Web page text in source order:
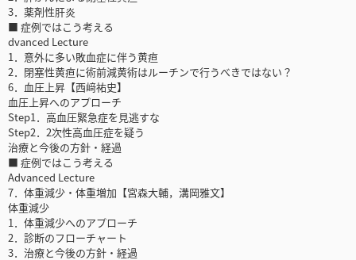
3．薬剤性肝炎
■ 症例ではこう考える
dvanced Lecture
1．意外に多い敗血症に伴う黄疸
2．閉塞性黄疸に術前減黄術はルーチンで行うべきではない？
6．血圧上昇【西﨑祐史】
血圧上昇へのアプローチ
Step1．高血圧緊急症を見逃すな
Step2．2次性高血圧症を疑う
治療と今後の方針・経過
■ 症例ではこう考える
Advanced Lecture
7．体重減少・体重増加【宮森大輔，溝岡雅文】
体重減少
1．体重減少へのアプローチ
2．診断のフローチャート
3．治療と今後の方針・経過